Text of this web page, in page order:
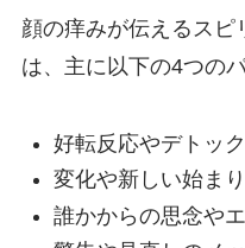
顔の痒みが伝えるスピ
は、主に以下の4つの
好転反応やデトッ
変化や新しい始ま
誰かからの思念や